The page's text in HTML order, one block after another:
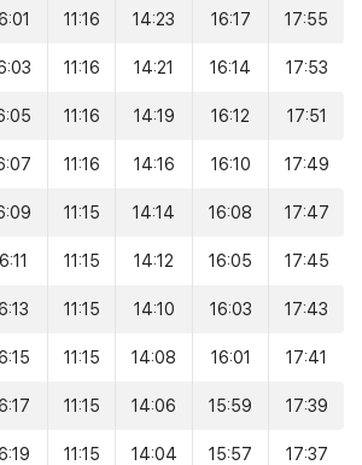
11:16 14:23 16:17 17:55
11:16 14:21 16:14 17:53
11:16 14:19 16:12 17:51
11:16 14:16 16:10 17:49
11:15 14:14 16:08 17:47
11:15 14:12 16:05 17:45
11:15 14:10 16:03 17:43
11:15 14:08 16:01 17:41
11:15 14:06 15:59 17:39
11:15 14:04 15:57 17:37